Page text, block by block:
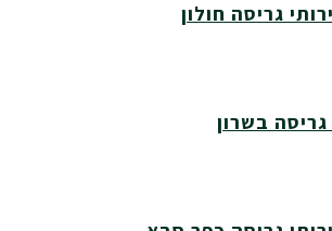
גריסה חולון
גריסה בשרון